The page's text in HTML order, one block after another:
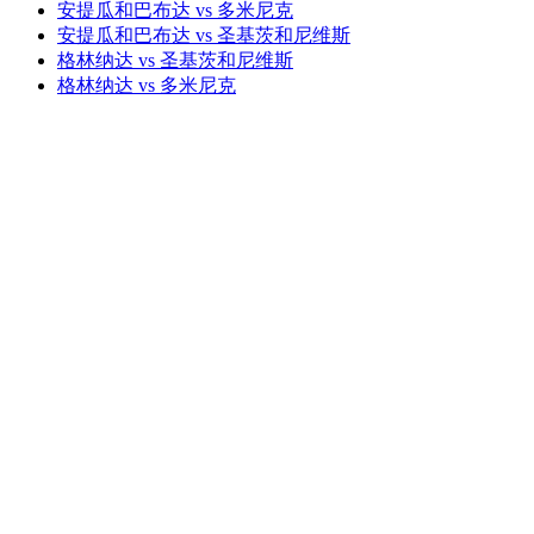
安提瓜和巴布达 vs 多米尼克
安提瓜和巴布达 vs 圣基茨和尼维斯
格林纳达 vs 圣基茨和尼维斯
格林纳达 vs 多米尼克